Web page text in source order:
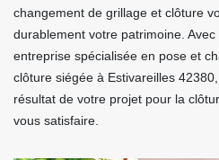
changement de grillage et clôture
durablement votre patrimoine.
entreprise spécialisée en pose et
clôture siégée à Estivareilles
résultat de votre projet pour la
vous satisfaire.